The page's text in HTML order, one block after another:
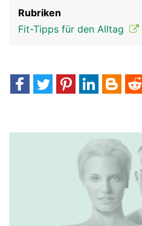
Rubriken
Fit-Tipps für den Alltag